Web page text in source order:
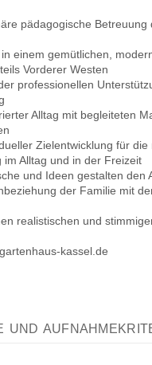
pädagogische
einem gemütlichen,
Vorderer Westen
professionellen
Alltag mit begleiteten
Zielentwicklung für
Alltag und in der Freizeit
und Ideen gestalten den
der Familie mit
realistischen und
kassel.de
UND